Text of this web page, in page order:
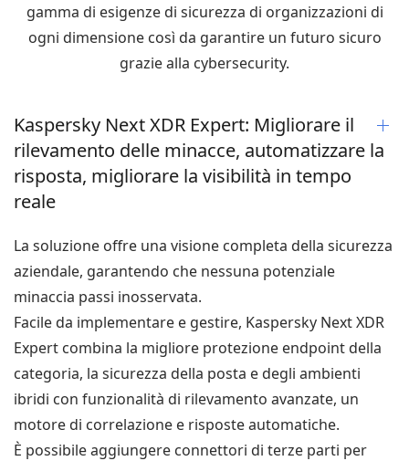
gamma di esigenze di sicurezza di organizzazioni di
ogni dimensione così da garantire un futuro sicuro
grazie alla cybersecurity.
Kaspersky Next XDR Expert: Migliorare il
rilevamento delle minacce, automatizzare la
risposta, migliorare la visibilità in tempo
reale
La soluzione offre una visione completa della sicurezza
aziendale, garantendo che nessuna potenziale
minaccia passi inosservata.
Facile da implementare e gestire, Kaspersky Next XDR
Expert combina la migliore protezione endpoint della
categoria, la sicurezza della posta e degli ambienti
ibridi con funzionalità di rilevamento avanzate, un
motore di correlazione e risposte automatiche.
È possibile aggiungere connettori di terze parti per